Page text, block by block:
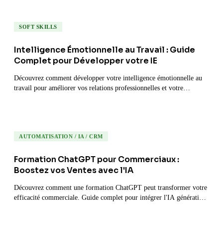
SOFT SKILLS
Intelligence Émotionnelle au Travail : Guide
Complet pour Développer votre IE
Découvrez comment développer votre intelligence émotionnelle au
travail pour améliorer vos relations professionnelles et votre
AUTOMATISATION / IA / CRM
Formation ChatGPT pour Commerciaux :
Boostez vos Ventes avec l'IA
Découvrez comment une formation ChatGPT peut transformer votre
efficacité commerciale. Guide complet pour intégrer l'IA générative